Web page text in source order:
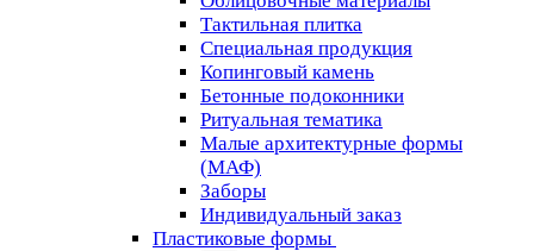
Тактильная плитка
Специальная продукция
Копинговый камень
Бетонные подоконники
Ритуальная тематика
Малые архитектурные формы
(МАФ)
Заборы
Индивидуальный заказ
Пластиковые формы